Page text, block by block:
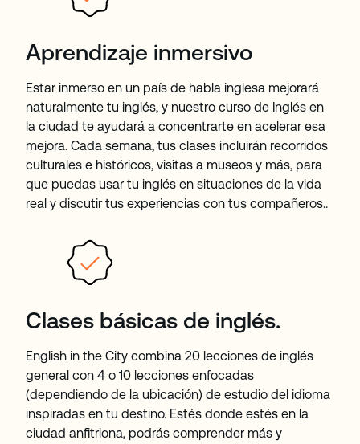
Aprendizaje inmersivo
Estar inmerso en un país de habla inglesa mejorará
naturalmente tu inglés, y nuestro curso de Inglés en
la ciudad te ayudará a concentrarte en acelerar esa
mejora. Cada semana, tus clases incluirán recorridos
culturales e históricos, visitas a museos y más, para
que puedas usar tu inglés en situaciones de la vida
real y discutir tus experiencias con tus compañeros..
Clases básicas de inglés.
English in the City combina 20 lecciones de inglés
general con 4 o 10 lecciones enfocadas
(dependiendo de la ubicación) de estudio del idioma
inspiradas en tu destino. Estés donde estés en la
ciudad anfitriona, podrás comprender más y